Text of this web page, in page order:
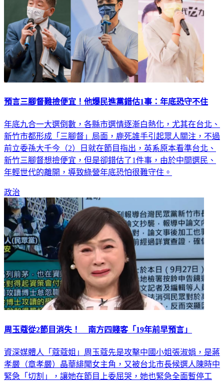
預言三腳督難撿便宜！他爆民進黨錯估1事：年底恐守不住
年底九合一大選倒數，各縣市選情逐漸白熱化，尤其在台北、
新竹市都形成「三腳督」局面，鹿死誰手引起眾人關注，不過
前立委孫大千今（2）日就在節目指出，英系原本看準台北、
新竹三腳督想撿便宜，但是卻錯估了1件事，由於中間選民、
年輕世代的離開，導致綠營年底恐怕很難守住。
政治
周玉蔻從2節目消失！ 南方四賤客「19年前早預言」
資深媒體人「蔻蔻姐」周玉蔻先是攻擊中國小姐張淑娟，是蔣
孝嚴（章孝嚴）晶華緋聞女主角，又被台北市長候選人陳時中
緊急「切割」，讓她在節目上委屈哭，她也緊急全面暫停工